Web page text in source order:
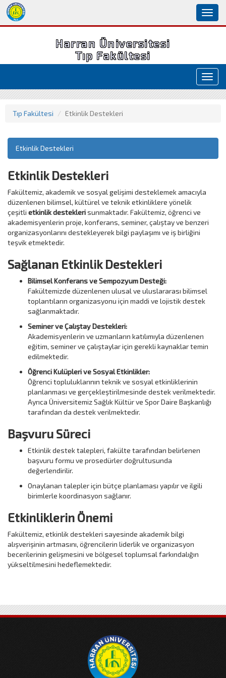
Harran Üniversitesi
Tıp Fakültesi
Tıp Fakültesi Etkinlik Destekleri
Etkinlik Destekleri
Etkinlik Destekleri
Fakültemiz, akademik ve sosyal gelişimi desteklemek amacıyla
düzenlenen bilimsel, kültürel ve teknik etkinliklere yönelik
çeşitli etkinlik desteklerisunmaktadır. Fakültemiz, öğrenci ve
akademisyenlerin proje, konferans, seminer, çalıştay ve benzeri
organizasyonlarını destekleyerek bilgi paylaşımı ve iş birliğini
teşvik etmektedir.
Sağlanan Etkinlik Destekleri
Bilimsel Konferans ve Sempozyum Desteği:
Fakültemizde düzenlenen ulusal ve uluslararası bilimsel
toplantıların organizasyonu için maddi ve lojistik destek
sağlanmaktadır.
Seminer ve Çalıştay Destekleri:
Akademisyenlerin ve uzmanların katılımıyla düzenlenen
eğitim, seminer ve çalıştaylar için gerekli kaynaklar temin
edilmektedir.
Öğrenci Kulüpleri ve Sosyal Etkinlikler:
Öğrenci topluluklarının teknik ve sosyal etkinliklerinin
planlanması ve gerçekleştirilmesinde destek verilmektedir.
Ayrıca Üniversitemiz Sağlık Kültür ve Spor Daire Başkanlığı
tarafından da destek verilmektedir.
Başvuru Süreci
Etkinlik destek talepleri, fakülte tarafından belirlenen
başvuru formu ve prosedürler doğrultusunda
değerlendirilir.
Onaylanan talepler için bütçe planlaması yapılır ve ilgili
birimlerle koordinasyon sağlanır.
Etkinliklerin Önemi
Fakültemiz, etkinlik destekleri sayesinde akademik bilgi
alışverişinin artmasını, öğrencilerin liderlik ve organizasyon
becerilerinin gelişmesini ve bölgesel toplumsal farkındalığın
yükseltilmesini hedeflemektedir.